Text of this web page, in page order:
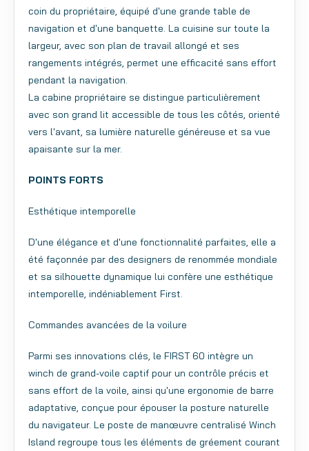
coin du propriétaire, équipé d'une grande table de
navigation et d'une banquette. La cuisine sur toute la
largeur, avec son plan de travail allongé et ses
rangements intégrés, permet une efficacité sans effort
pendant la navigation.
La cabine propriétaire se distingue particulièrement
avec son grand lit accessible de tous les côtés, orienté
vers l'avant, sa lumière naturelle généreuse et sa vue
apaisante sur la mer.
POINTS FORTS
Esthétique intemporelle
D'une élégance et d'une fonctionnalité parfaites, elle a
été façonnée par des designers de renommée mondiale
et sa silhouette dynamique lui confère une esthétique
intemporelle, indéniablement First.
Commandes avancées de la voilure
Parmi ses innovations clés, le FIRST 60 intègre un
winch de grand-voile captif pour un contrôle précis et
sans effort de la voile, ainsi qu'une ergonomie de barre
adaptative, conçue pour épouser la posture naturelle
du navigateur. Le poste de manœuvre centralisé Winch
Island regroupe tous les éléments de gréement courant